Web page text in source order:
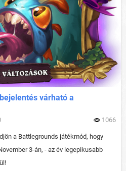
várható a
1066
a Battlegrounds játékmód, hogy
3-án, - az év legepikusabb